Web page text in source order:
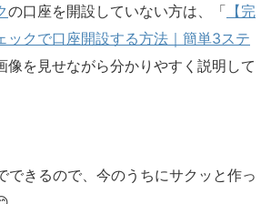
の口座を開設していない方は、「 【完
ックで口座開設する方法｜簡単3ステ
像を見せながら分かりやすく説明して
できるので、今のうちにサクッと作っ